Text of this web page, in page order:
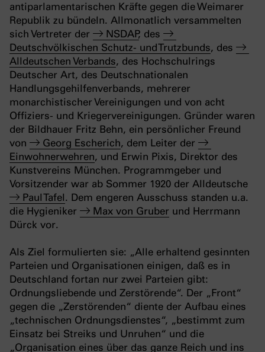
antiparlamentarischen Kräfte gegen die Weimarer
Republik zu bündeln. Allmonatlich versammelten
sich Vertreter der
NSDAP, des
Deutschvölkischen Schutz- und Trutzbunds, des
Alldeutschen Verbands, des Hochschulrings
Deutscher Art, des Deutschnationalen
Handlungsgehilfenverbands, mehrerer
monarchistischer Vereinigungen und von acht
Offiziers- und Kriegervereinigungen. Gründer waren
der Bildhauer Fritz Behn, ein persönlicher Freund
von
Georg Escherich, dem Leiter der
Einwohnerwehren, und Erwin Pixis, Direktor des
Kunstvereins München. Programmgeber und
Vorsitzender war ab Sommer 1920 der Alldeutsche
Paul Tafel. Dem engeren Ausschuss standen u.a.
die Hygieniker
Max von Gruber und Herrmann
Dürck vor.
Als Ziel formulierten sie: „Alle erhaltend gesinnten
Parteien und Organisationen einigen, daß es in
Deutschland fortan nur zwei Parteien gibt:
Ordnungsliebende und Zerstörende“. Der „Front“
gegen die „Zerstörenden“ diente der Aufbau eines
„technischen Ordnungsdienstes“, „bestimmt zum
Einsatz bei Streiks und Unruhen“ und die
„Organisation eines über das ganze Reich und ins